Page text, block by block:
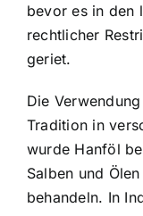
bevor es in den
rechtlicher
geriet.
Die
Tradition in
wurde Hanföl
Salben und
behandeln. In